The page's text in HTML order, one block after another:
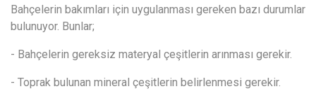
Bahçelerin bakımları için uygulanması gereken bazı durumlar
bulunuyor. Bunlar;
- Bahçelerin gereksiz materyal çeşitlerin arınması gerekir.
- Toprak bulunan mineral çeşitlerin belirlenmesi gerekir.